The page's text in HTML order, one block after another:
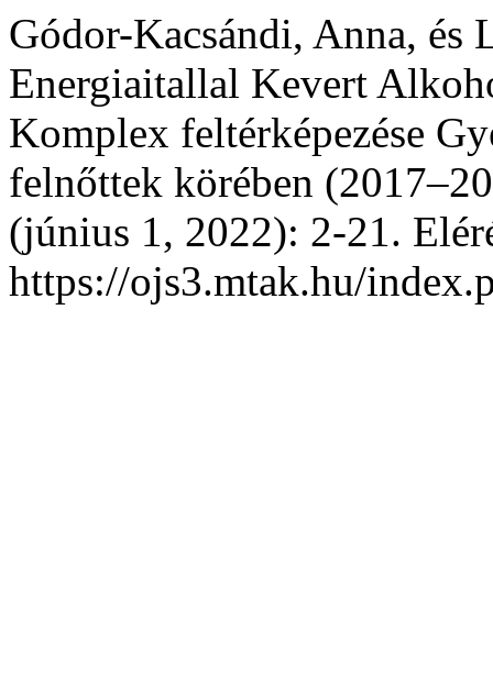
Gódor-Kacsándi, Anna, és
Energiaitallal Kevert
Komplex feltérképezése
felnőttek körében
(június 1, 2022): 2-21.
https://ojs3.mtak.hu/